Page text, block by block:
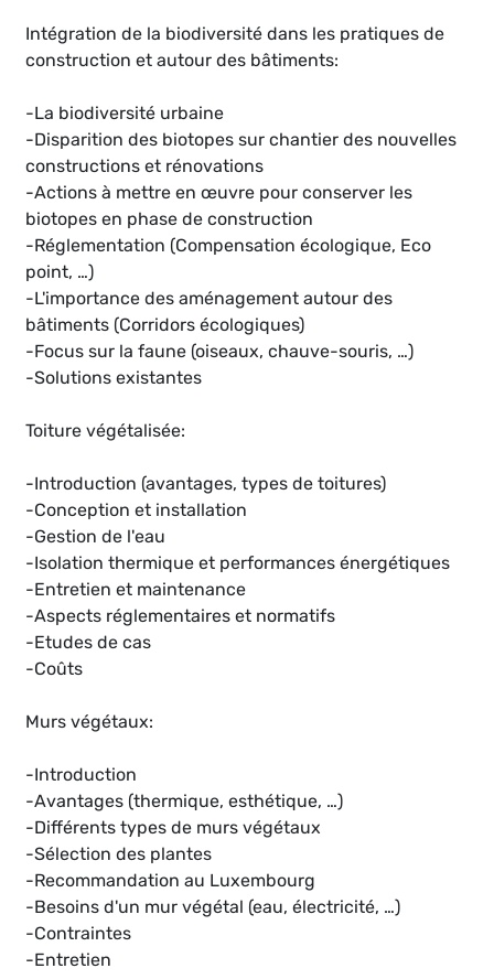
Intégration de la biodiversité dans les pratiques de
construction et autour des bâtiments:
-La biodiversité urbaine
-Disparition des biotopes sur chantier des nouvelles
constructions et rénovations
-Actions à mettre en œuvre pour conserver les
biotopes en phase de construction
-Réglementation (Compensation écologique, Eco
point, …)
-L'importance des aménagement autour des
bâtiments (Corridors écologiques)
-Focus sur la faune (oiseaux, chauve-souris, …)
-Solutions existantes
Toiture végétalisée:
-Introduction (avantages, types de toitures)
-Conception et installation
-Gestion de l'eau
-Isolation thermique et performances énergétiques
-Entretien et maintenance
-Aspects réglementaires et normatifs
-Etudes de cas
-Coûts
Murs végétaux:
-Introduction
-Avantages (thermique, esthétique, …)
-Différents types de murs végétaux
-Sélection des plantes
-Recommandation au Luxembourg
-Besoins d'un mur végétal (eau, électricité, …)
-Contraintes
-Entretien